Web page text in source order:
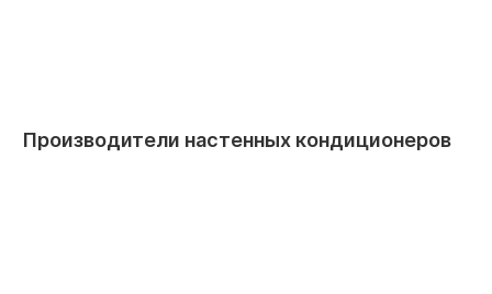
Производители настенных кондиционеров